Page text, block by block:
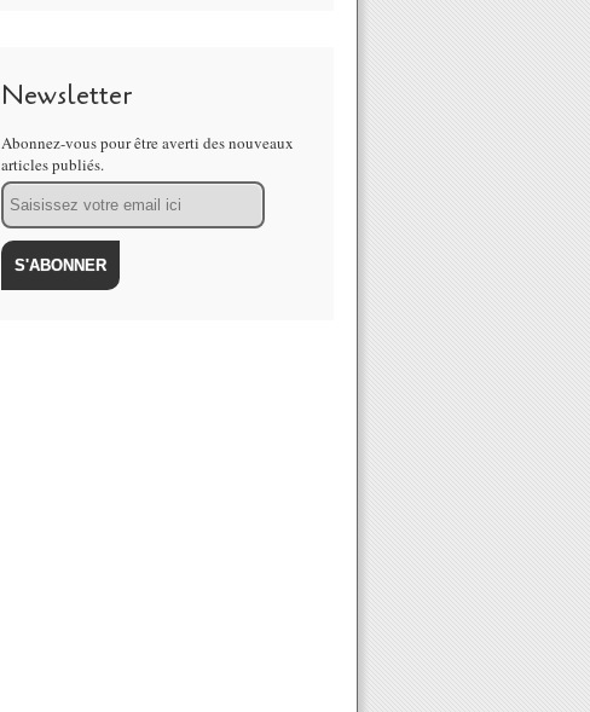
Newsletter
Abonnez-vous pour être averti des nouveaux
articles publiés.
Email